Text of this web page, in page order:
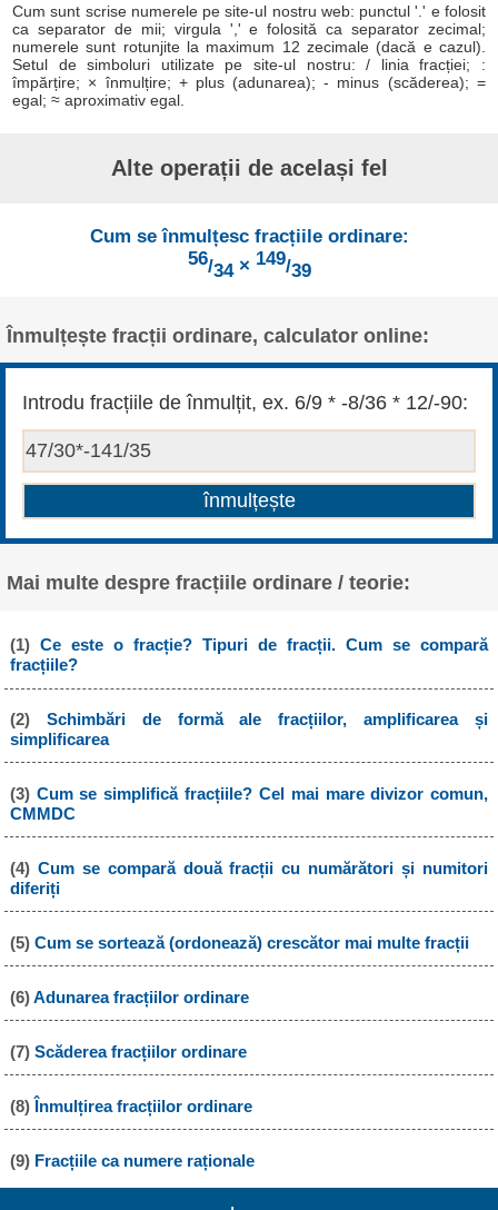
Cum sunt scrise numerele pe site-ul nostru web: punctul '.' e folosit
ca separator de mii; virgula ',' e folosită ca separator zecimal;
numerele sunt rotunjite la maximum 12 zecimale (dacă e cazul).
Setul de simboluri utilizate pe site-ul nostru: / linia fracției; :
împărțire; × înmulțire; + plus (adunarea); - minus (scăderea); =
egal; ≈ aproximativ egal.
Alte operații de același fel
Cum se înmulțesc fracțiile ordinare:
56/34 × 149/39
Înmulțește fracții ordinare, calculator online:
Introdu fracțiile de înmulțit, ex. 6/9 * -8/36 * 12/-90:
Mai multe despre fracțiile ordinare / teorie:
(1) Ce este o fracție? Tipuri de fracții. Cum se compară
fracțiile?
(2) Schimbări de formă ale fracțiilor, amplificarea și
simplificarea
(3) Cum se simplifică fracțiile? Cel mai mare divizor comun,
CMMDC
(4) Cum se compară două fracții cu numărători și numitori
diferiți
(5) Cum se sortează (ordonează) crescător mai multe fracții
(6)Adunarea fracțiilor ordinare
(7) Scăderea fracțiilor ordinare
(8) Înmulțirea fracțiilor ordinare
(9) Fracțiile ca numere raționale